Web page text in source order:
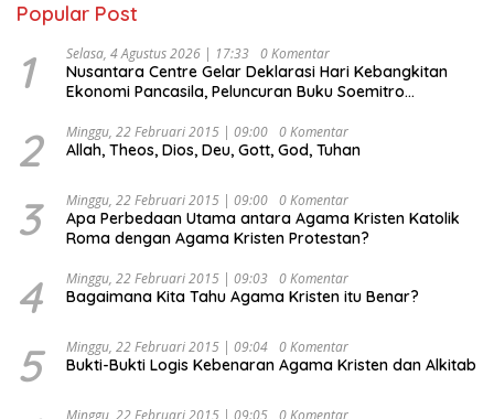
Popular Post
1 Selasa, 4 Agustus 2026 | 17:33 0 Komentar
Nusantara Centre Gelar Deklarasi Hari Kebangkitan
Ekonomi Pancasila, Peluncuran Buku Soemitro
Ekonomi Politik Indonesia) & Simposium Nasional
“Urgensi Undang-Undang Perekonomian Nasional dan
Indonesia Emas 2045”,
2 Minggu, 22 Februari 2015 | 09:00 0 Komentar
Allah, Theos, Dios, Deu, Gott, God, Tuhan
3 Minggu, 22 Februari 2015 | 09:00 0 Komentar
Apa Perbedaan Utama antara Agama Kristen Katolik
Roma dengan Agama Kristen Protestan?
4 Minggu, 22 Februari 2015 | 09:03 0 Komentar
Bagaimana Kita Tahu Agama Kristen itu Benar?
5 Minggu, 22 Februari 2015 | 09:04 0 Komentar
Bukti-Bukti Logis Kebenaran Agama Kristen dan Alkitab